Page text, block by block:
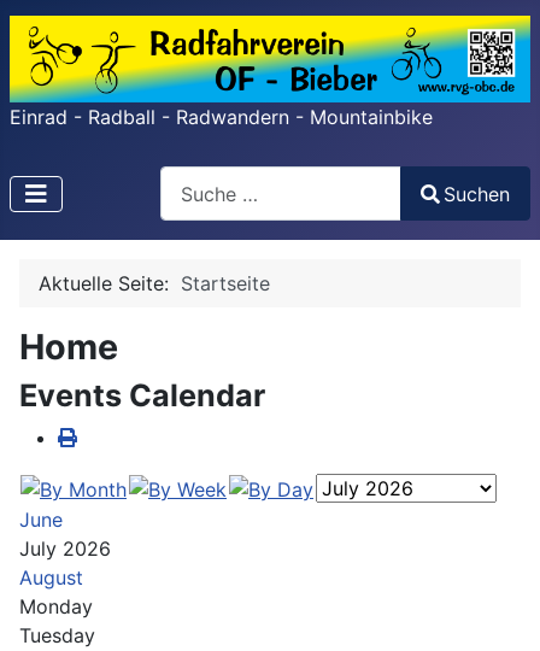
Einrad - Radball - Radwandern - Mountainbike
Search
Type 2 or more characters for results.
Suchen
Aktuelle Seite: Startseite
Home
Events Calendar
June
July 2026
August
Monday
Tuesday